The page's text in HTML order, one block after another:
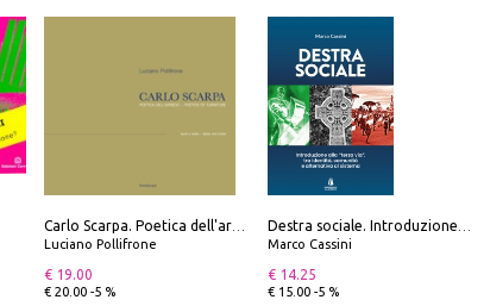
Carlo Scarpa. Poetica dell'arredo. Tavoli e sedie-Poetics of furniture. Tables and chairs. Ediz. bilingue
Luciano Pollifrone
€ 19.00
€ 20.00 -5 %
Destra sociale. Introduzione alla «terza via», tra identità, comunità e alternativa al sistema
Marco Cassini
€ 14.25
€ 15.00 -5 %